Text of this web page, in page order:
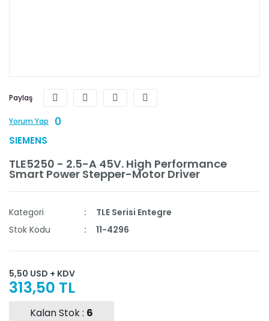
Paylaş
Yorum Yap 0
SIEMENS
TLE5250 - 2.5-A 45V. High Performance
Smart Power Stepper-Motor Driver
Kategori
TLE Serisi Entegre
Stok Kodu
11-4296
5,50 USD + KDV
313,50 TL
Kalan Stok : 6